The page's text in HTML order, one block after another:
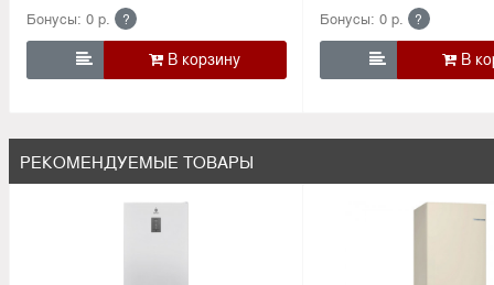
Бонусы: 0 р. ?

Бонусы: 0 р. ?

РЕКОМЕНДУЕМЫЕ ТОВАРЫ